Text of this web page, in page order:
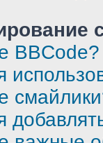
BBCode?